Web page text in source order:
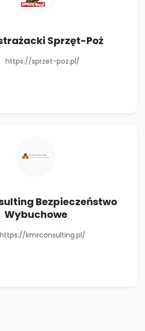
Sprzęt-Poż
https://sprzet-poz.pl/
Bezpieczeństwo
Wybuchowe
https://kmrconsulting.pl/